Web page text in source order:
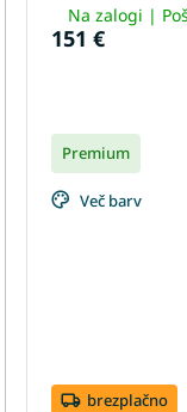
Na zalogi |
151 €
Premium
Več barv
brezplačno